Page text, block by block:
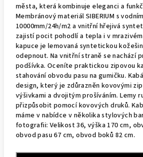
města, která kombinuje eleganci a
Membránový materiál SIBERIUM s
10000mm/24h/m2 a vnitřní hřejivá
zajistí pocit pohodlí a tepla i v
kapuce je lemovaná syntetickou
odepnout. Na vnitřní straně se nachází
podšívka. Oceníte praktickou zipovou
stahování obvodu pasu na gumičku.
design, který je zdůrazněn kovovými
výšivkami a dvojitým prošíváním. Lemy
přizpůsobit pomocí kovových druků.
máme v nabídce v několika stylových
fotografii: Velikost 36, výška 170 cm,
obvod pasu 67 cm, obvod boků 82 cm.